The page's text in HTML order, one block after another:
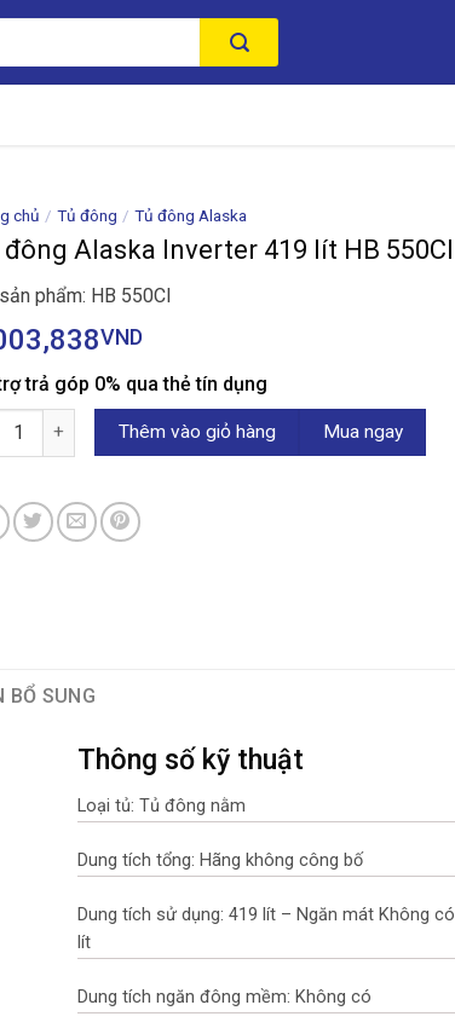
chủ / Tủ đông / Tủ đông Alaska
đông Alaska Inverter 419 lít HB 550CI
phẩm: HB 550CI
VND
trả góp 0% qua thẻ tín dụng
Alaska Inverter 419 lít HB 550CI số lượng
Thêm vào giỏ hàng Mua ngay
BỔ SUNG
Thông số kỹ thuật
Loại tủ: Tủ đông nằm
Dung tích tổng: Hãng không công bố
Dung tích sử dụng: 419 lít – Ngăn mát Không
lít
Dung tích ngăn đông mềm: Không có